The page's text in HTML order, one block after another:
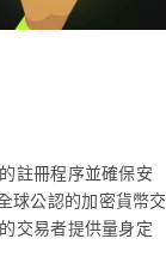
註冊程序並確保安
球公認的加密貨幣交
交易者提供量身定